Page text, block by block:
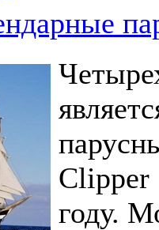
Clipper
году.